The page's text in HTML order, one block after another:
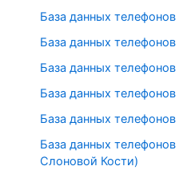
База данных
База данных
База данных
База данных
База данных
База данных
Слоновой Кости)